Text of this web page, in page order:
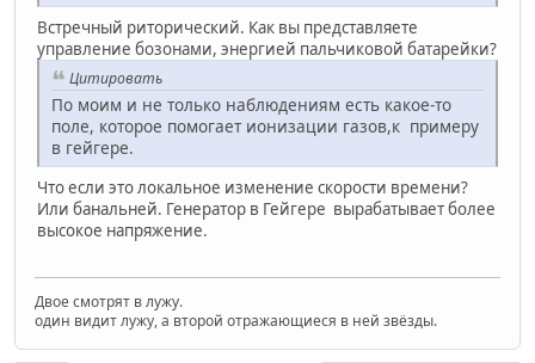
Встречный риторический. Как вы представляете
управление бозонами, энергией пальчиковой батарейки?
Цитировать
По моим и не только наблюдениям есть какое-то
поле, которое помогает ионизации газов,к примеру
в гейгере.
Что если это локальное изменение скорости времени?
Или банальней. Генератор в Гейгере вырабатывает более
высокое напряжение.
Двое смотрят в лужу.
один видит лужу, а второй отражающиеся в ней звёзды.